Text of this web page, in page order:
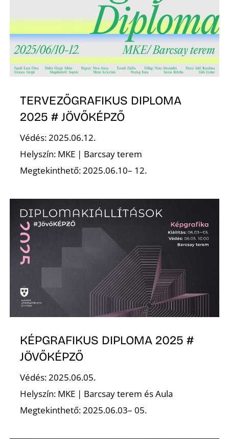
TERVEZŐGRAFIKUS DIPLOMA
2025 # JÖVŐKÉPZŐ
Védés: 2025.06.12.
Helyszín: MKE | Barcsay terem
Megtekinthető: 2025.06.10– 12.
KÉPGRAFIKUS DIPLOMA 2025 #
JÖVŐKÉPZŐ
Védés: 2025.06.05.
Helyszín: MKE | Barcsay terem és Aula
Megtekinthető: 2025.06.03– 05.